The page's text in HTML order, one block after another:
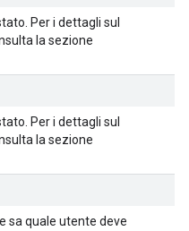
Per i dettagli sul
la sezione
Per i dettagli sul
la sezione
sa quale utente deve